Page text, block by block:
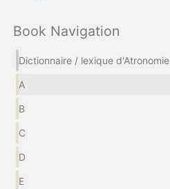
Book Navigation
Dictionnaire / lexique d'Atronomie
A
B
C
D
E